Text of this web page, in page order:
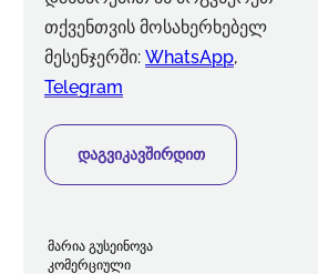
მარია გუსეინოვა
კომერციული
თქვენთვის მოსახერხებელ
მესენჯერში: WhatsApp,
Telegram
დაგვიკავშირდით